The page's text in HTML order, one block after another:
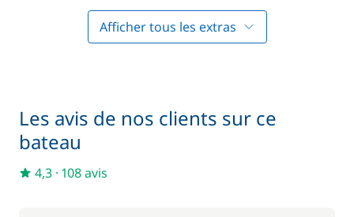
Moteur Hors Bord
Afficher tous les extras
Les avis de nos clients sur ce
bateau
4,3 · 108 avis